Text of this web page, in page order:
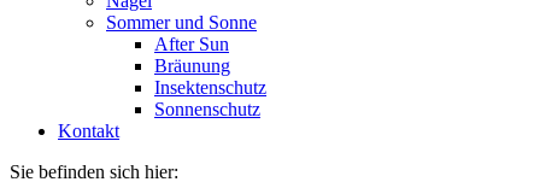
Sommer und Sonne
After Sun
Bräunung
Insektenschutz
Sonnenschutz
Kontakt
Sie befinden sich hier: